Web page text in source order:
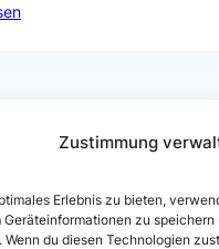
Zustimmung
Erlebnis zu bieten,
Geräteinformationen zu
du diesen Technologien